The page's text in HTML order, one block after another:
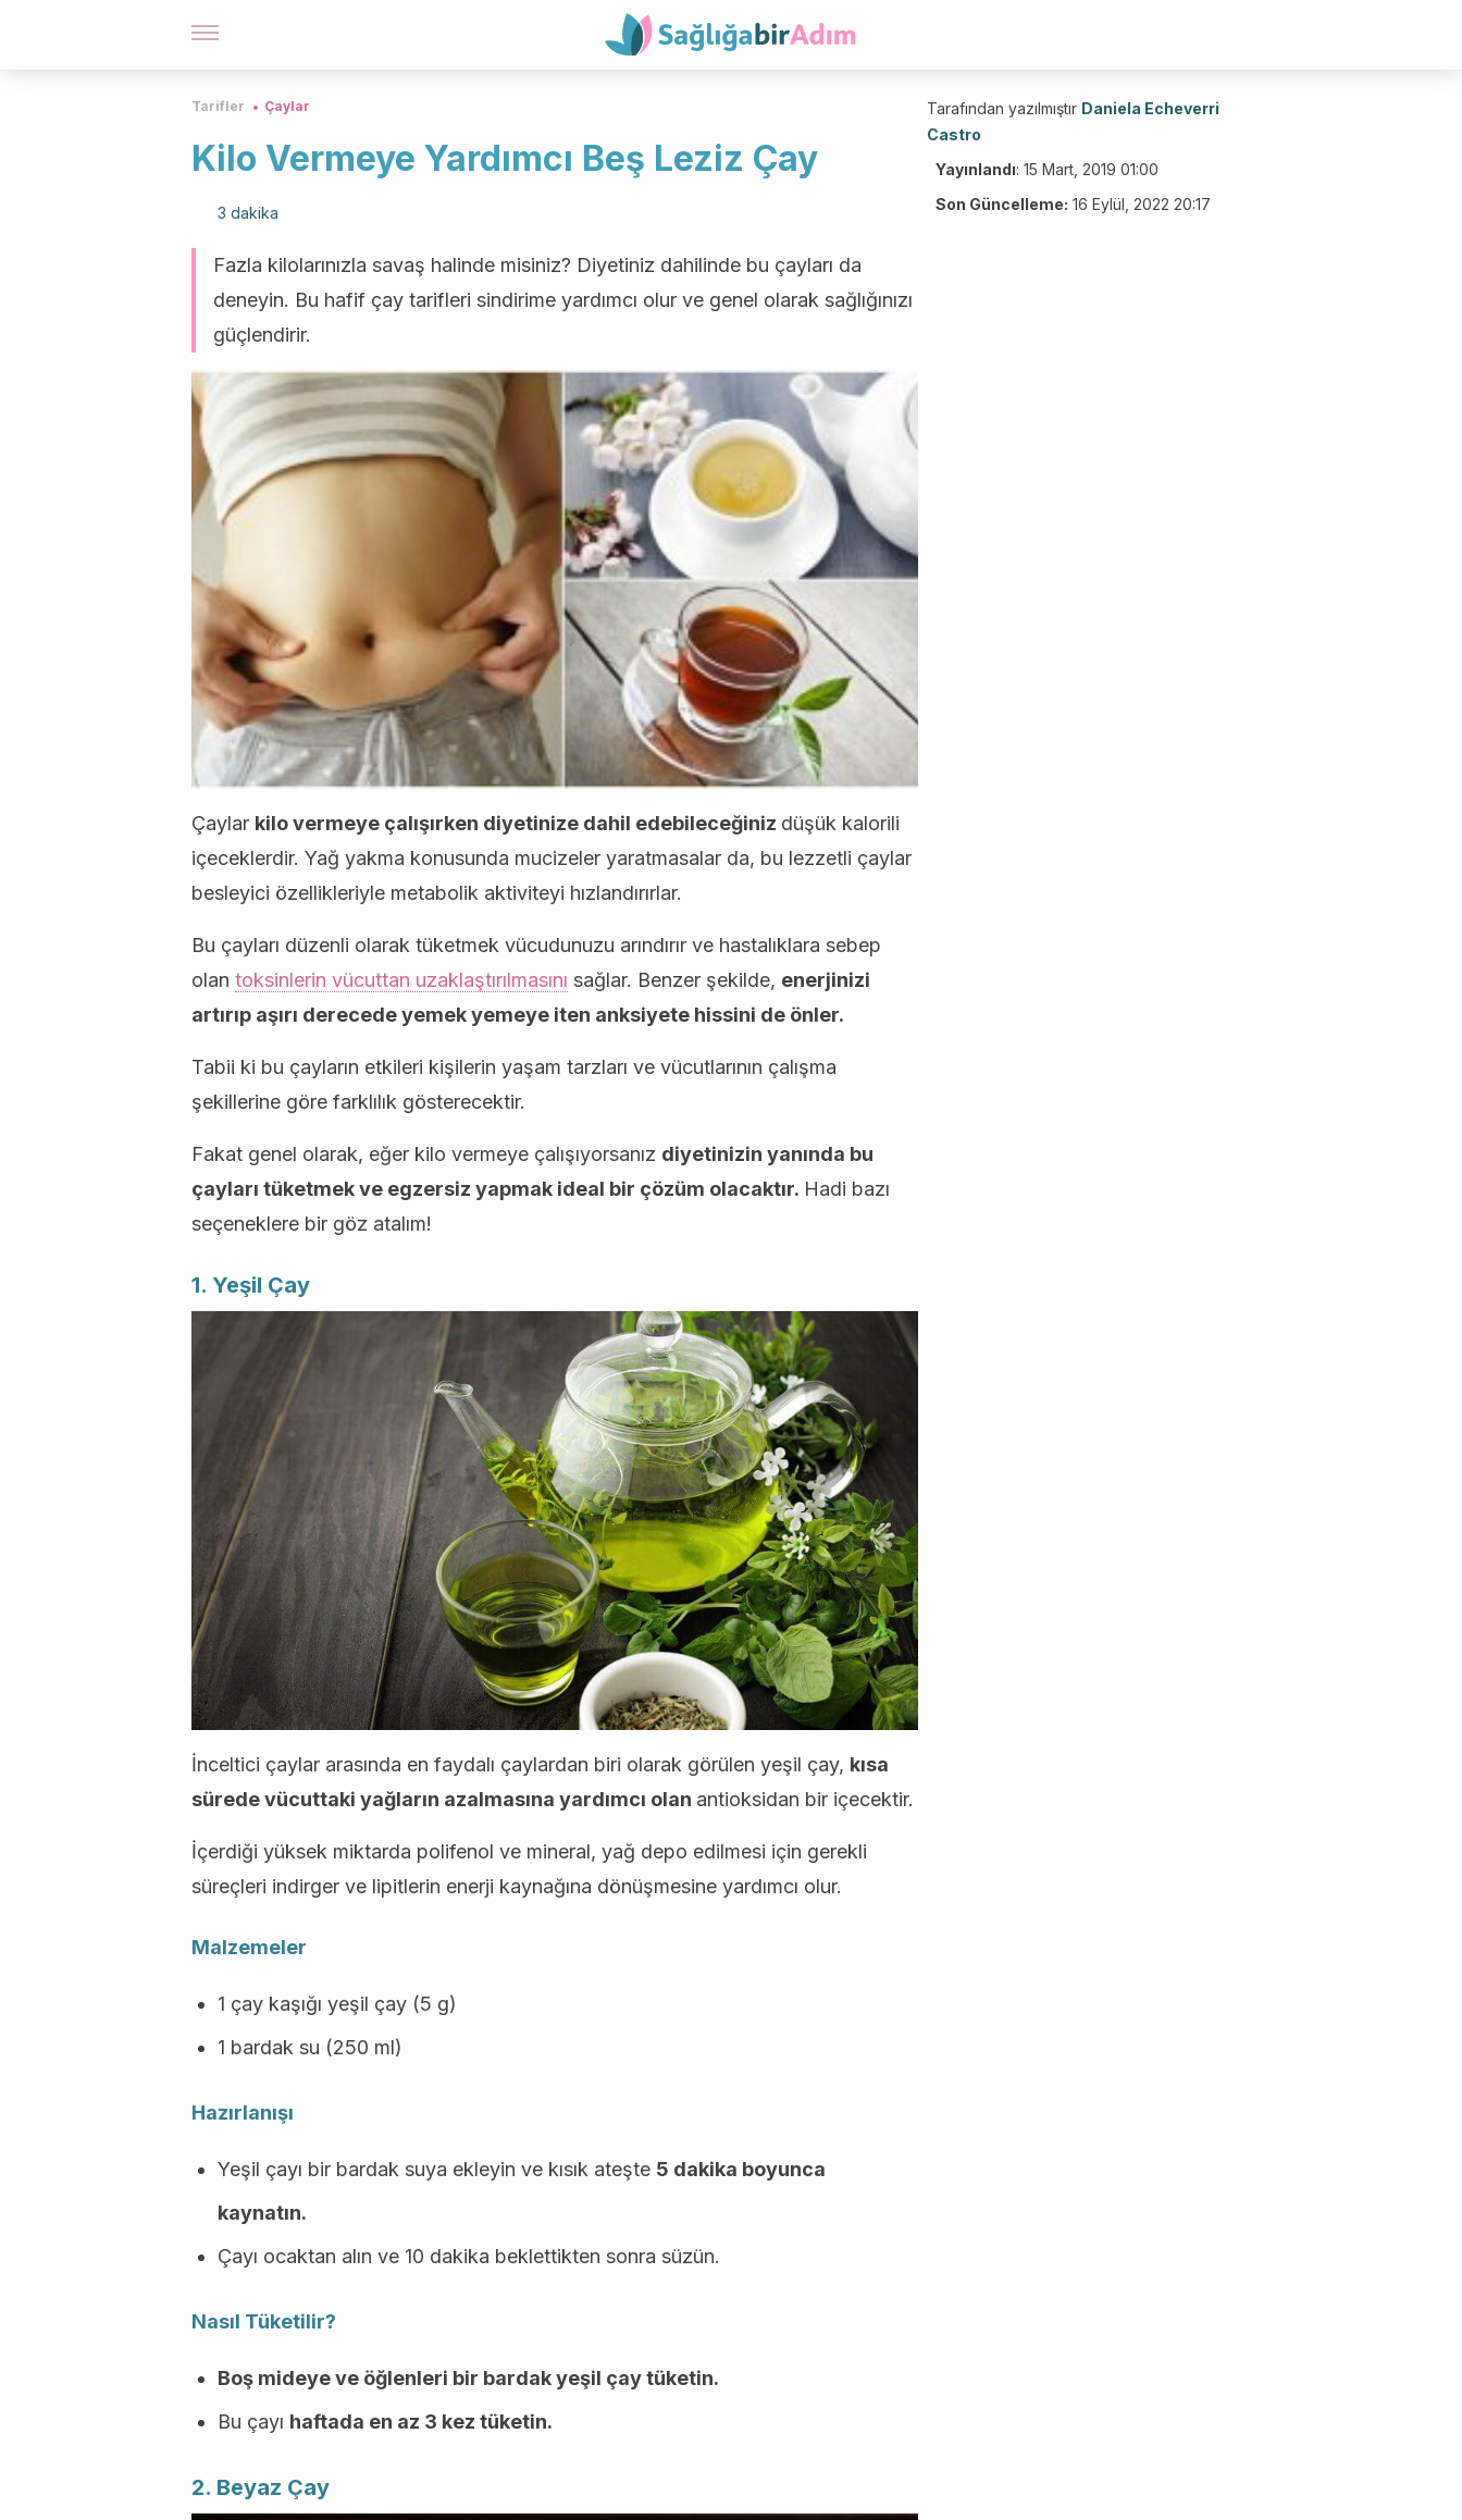
Tarifler Çaylar
Kilo Vermeye Yardımcı Beş Leziz Çay
3 dakika
Fazla kilolarınızla savaş halinde misiniz? Diyetiniz dahilinde bu çayları da
deneyin. Bu hafif çay tarifleri sindirime yardımcı olur ve genel olarak sağlığınızı
güçlendirir.
Çaylar kilo vermeye çalışırken diyetinize dahil edebileceğiniz düşük kalorili
içeceklerdir. Yağ yakma konusunda mucizeler yaratmasalar da, bu lezzetli çaylar
besleyici özellikleriyle metabolik aktiviteyi hızlandırırlar.
Bu çayları düzenli olarak tüketmek vücudunuzu arındırır ve hastalıklara sebep
olan toksinlerin vücuttan uzaklaştırılmasını sağlar. Benzer şekilde, enerjinizi
artırıp aşırı derecede yemek yemeye iten anksiyete hissini de önler.
Tabii ki bu çayların etkileri kişilerin yaşam tarzları ve vücutlarının çalışma
şekillerine göre farklılık gösterecektir.
Fakat genel olarak, eğer kilo vermeye çalışıyorsanız diyetinizin yanında bu
çayları tüketmek ve egzersiz yapmak ideal bir çözüm olacaktır. Hadi bazı
seçeneklere bir göz atalım!
1. Yeşil Çay
İnceltici çaylar arasında en faydalı çaylardan biri olarak görülen yeşil çay, kısa
sürede vücuttaki yağların azalmasına yardımcı olan antioksidan bir içecektir.
İçerdiği yüksek miktarda polifenol ve mineral, yağ depo edilmesi için gerekli
süreçleri indirger ve lipitlerin enerji kaynağına dönüşmesine yardımcı olur.
Malzemeler
1 çay kaşığı yeşil çay (5 g)
1 bardak su (250 ml)
Hazırlanışı
Yeşil çayı bir bardak suya ekleyin ve kısık ateşte 5 dakika boyunca
kaynatın.
Çayı ocaktan alın ve 10 dakika beklettikten sonra süzün.
Nasıl Tüketilir?
Boş mideye ve öğlenleri bir bardak yeşil çay tüketin.
Bu çayı haftada en az 3 kez tüketin.
2. Beyaz Çay
Tarafından yazılmıştır Daniela Echeverri
Castro
Yayınlandı: 15 Mart, 2019 01:00
Son Güncelleme: 16 Eylül, 2022 20:17